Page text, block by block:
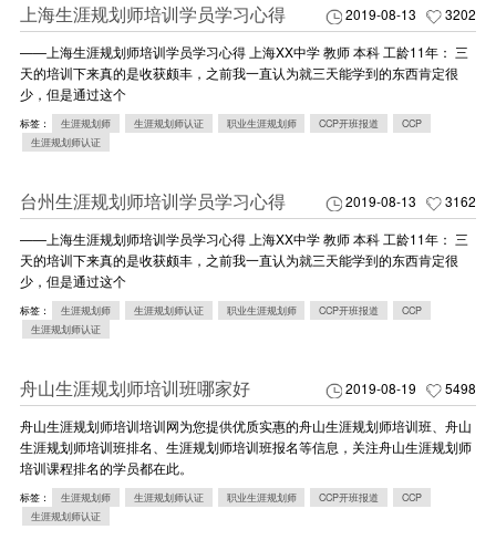
2019-08-13 3202
上海生涯规划师培训学员学习心得
——上海生涯规划师培训学员学习心得 上海XX中学 教师 本科 工龄11年： 三
天的培训下来真的是收获颇丰，之前我一直认为就三天能学到的东西肯定很
少，但是通过这个
标签： 生涯规划师 生涯规划师认证 职业生涯规划师 CCP开班报道
CCP
生涯规划师认证
2019-08-13 3162
台州生涯规划师培训学员学习心得
——上海生涯规划师培训学员学习心得 上海XX中学 教师 本科 工龄11年： 三
天的培训下来真的是收获颇丰，之前我一直认为就三天能学到的东西肯定很
少，但是通过这个
标签： 生涯规划师 生涯规划师认证 职业生涯规划师 CCP开班报道
CCP
生涯规划师认证
2019-08-19 5498
舟山生涯规划师培训班哪家好
舟山生涯规划师培训培训网为您提供优质实惠的舟山生涯规划师培训班、舟山
生涯规划师培训班排名、生涯规划师培训班报名等信息，关注舟山生涯规划师
培训课程排名的学员都在此。
标签： 生涯规划师 生涯规划师认证 职业生涯规划师 CCP开班报道
CCP
生涯规划师认证